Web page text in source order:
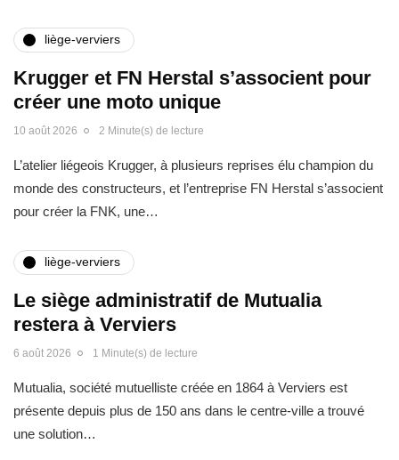
liège-verviers
Krugger et FN Herstal s’associent pour
créer une moto unique
10 août 2026 2 Minute(s) de lecture
L’atelier liégeois Krugger, à plusieurs reprises élu champion du
monde des constructeurs, et l’entreprise FN Herstal s’associent
pour créer la FNK, une…
liège-verviers
Le siège administratif de Mutualia
restera à Verviers
6 août 2026 1 Minute(s) de lecture
Mutualia, société mutuelliste créée en 1864 à Verviers est
présente depuis plus de 150 ans dans le centre-ville a trouvé
une solution…